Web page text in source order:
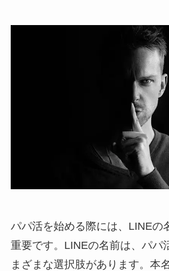
パパ活を始める際には、LINEの
重要です。LINEの名前は、パパ
まざまな選択肢があります。本